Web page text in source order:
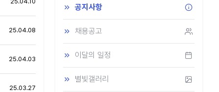
25.04.08
25.04.03
25.03.27
공지사항
채용공고
이달의 일정
별빛갤러리